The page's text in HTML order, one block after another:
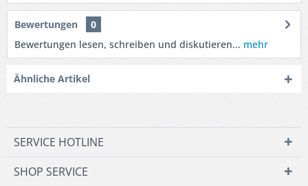
Bewertungen
0
Bewertungen lesen, schreiben und diskutieren... mehr
Ähnliche Artikel
SERVICE HOTLINE
SHOP SERVICE